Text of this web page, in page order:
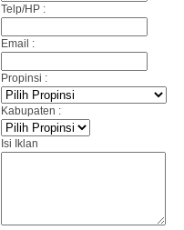
Telp/HP :
Email :
Propinsi :
Kabupaten :
Isi Iklan